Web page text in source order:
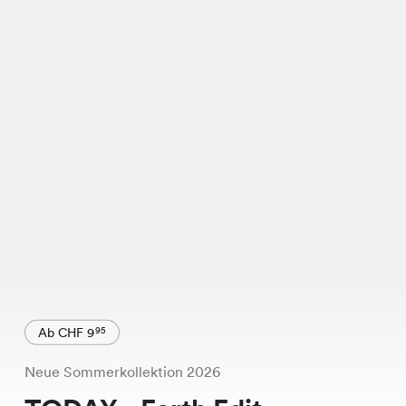
Ab CHF 995
Neue Sommerkollektion 2026